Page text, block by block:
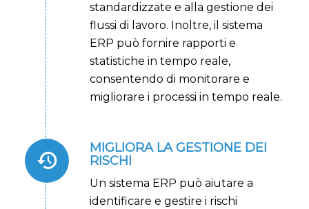
standardizzate e alla gestione dei
flussi di lavoro. Inoltre, il sistema
ERP può fornire rapporti e
statistiche in tempo reale,
consentendo di monitorare e
migliorare i processi in tempo reale.
MIGLIORA LA GESTIONE DEI
RISCHI
Un sistema ERP può aiutare a
identificare e gestire i rischi